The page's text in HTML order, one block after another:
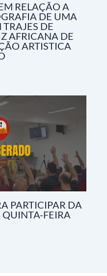
RELAÇÃO A
DE UMA
DE
AFRICANA DE
ARTISTICA
PARTICIPAR DA
QUINTA-FEIRA